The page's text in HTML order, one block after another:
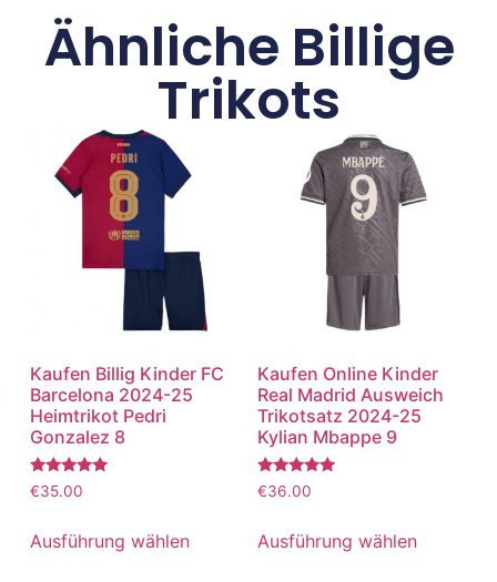
Ähnliche Billige
Trikots
Kaufen Billig Kinder FC
Barcelona 2024-25
Heimtrikot Pedri
Gonzalez 8
Bewertet
mit
€35.00
Ausführung wählen
Kaufen Online Kinder
Real Madrid Ausweich
Trikotsatz 2024-25
Kylian Mbappe 9
Bewertet
mit
€36.00
Ausführung wählen